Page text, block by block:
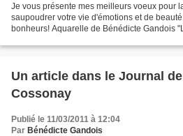
Je vous présente mes meilleurs voeux pour
saupoudrer votre vie d'émotions et de
bonheurs! Aquarelle de Bénédicte Gandois
Un article dans le Journal
Cossonay
Publié le 11/03/2011 à 12:04
Par Bénédicte Gandois